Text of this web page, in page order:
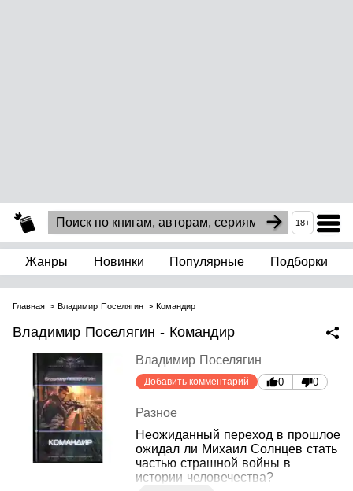
18+
Жанры Новинки Популярные Подборки
Главная Владимир Поселягин Командир
Владимир Поселягин - Командир
Владимир Поселягин
Добавить комментарий 0 0
Разное
Неожиданный переход в прошлое
ожидал ли Михаил Солнцев стать
частью страшной войны в
истории человечества?